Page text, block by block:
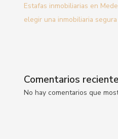
Estafas inmobiliarias en
elegir una inmobiliaria segura
Comentarios
No hay comentarios que